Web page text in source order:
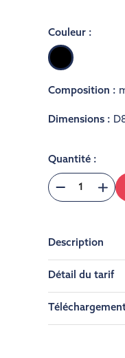
Couleur :
Noir
Composition :
Dimensions :
Quantité :
Description
Détail du tarif